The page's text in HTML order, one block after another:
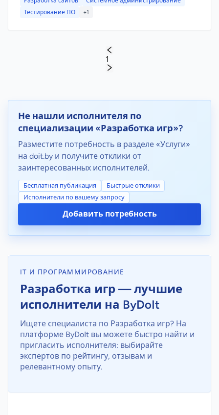
Тестирование ПО
+1
1
Не нашли исполнителя по
специализации «Разработка игр»?
Разместите потребность в разделе «Услуги»
на doit.by и получите отклики от
заинтересованных исполнителей.
Бесплатная публикация
Быстрые отклики
Исполнители по вашему запросу
Добавить потребность
IT И ПРОГРАММИРОВАНИЕ
Разработка игр — лучшие
исполнители на ByDoIt
Ищете специалиста по Разработка игр? На
платформе ByDoIt вы можете быстро найти и
пригласить исполнителя: выбирайте
экспертов по рейтингу, отзывам и
релевантному опыту.